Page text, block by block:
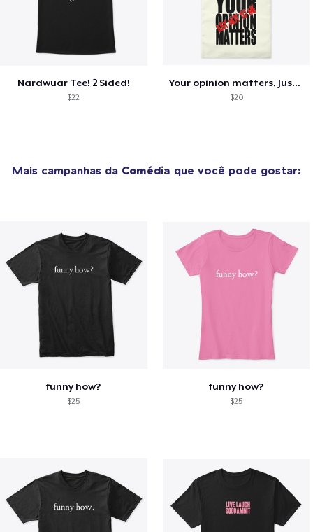
Nardwuar Tee! 2 Sided!
$22
Your opinion matters, Just not to me!
$20
Mais campanhas da Comédia que você pode gostar:
funny how?
$25
funny how?
$25